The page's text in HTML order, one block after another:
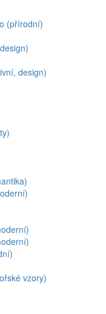
(přírodní)
design)
vzory)